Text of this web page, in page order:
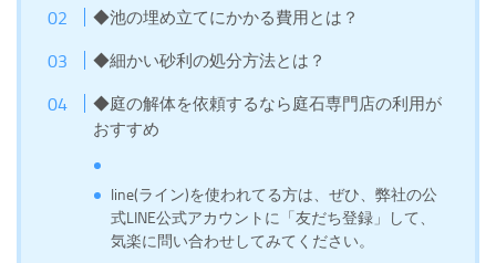
◆池の埋め立てにかかる費用とは？
◆細かい砂利の処分方法とは？
◆庭の解体を依頼するなら庭石専門店の利用が
おすすめ
line(ライン)を使われてる方は、ぜひ、弊社の公
式LINE公式アカウントに「友だち登録」して、
気楽に問い合わせしてみてください。